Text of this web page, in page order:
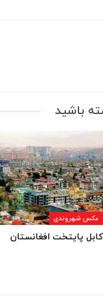
باشید
عکس شهروندی
کابل پایتخت افغانستان